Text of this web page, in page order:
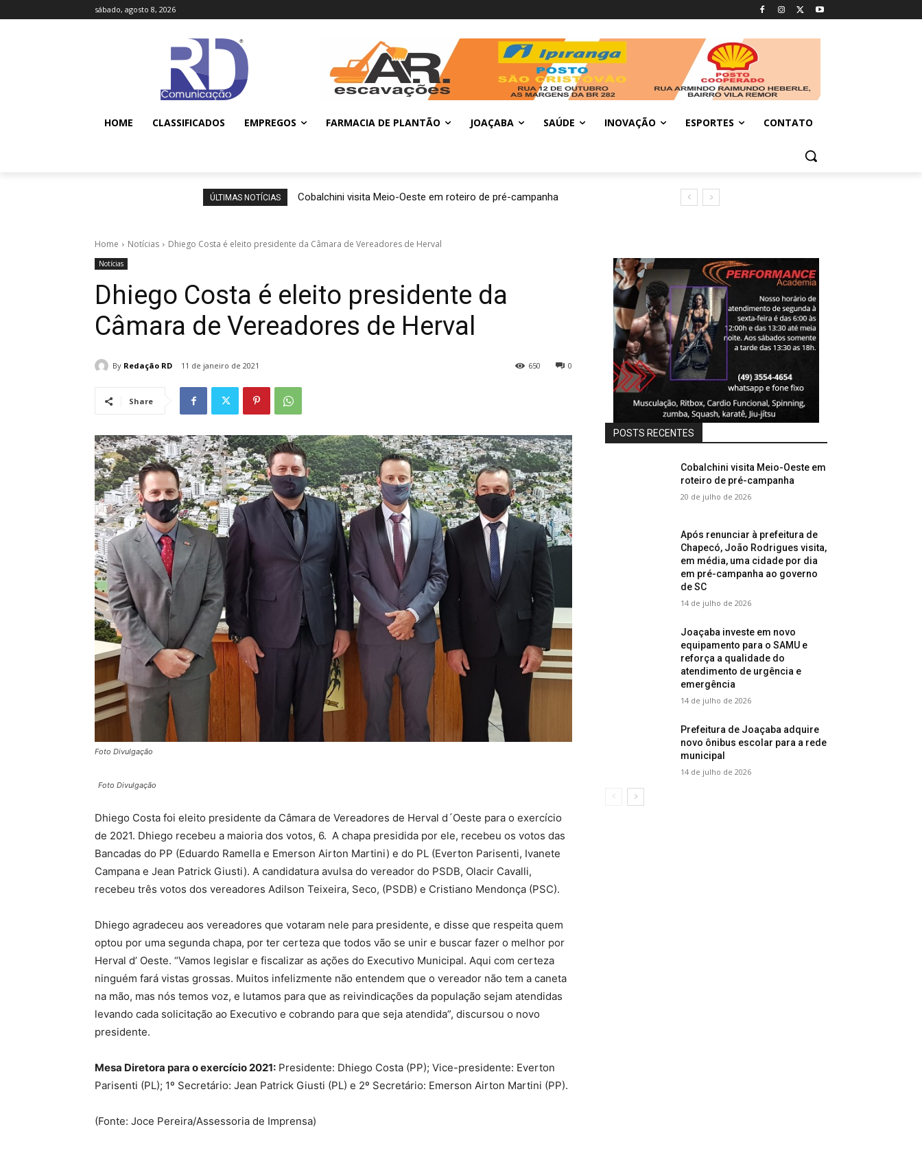
sábado, agosto 8, 2026
HOME CLASSIFICADOS EMPREGOS FARMACIA DE PLANTÃO JOAÇABA SAÚDE INOVAÇÃO ESPORTES CONTATO
ÚLTIMAS NOTÍCIAS Cobalchini visita Meio-Oeste em roteiro de pré-campanha
Home Notícias Dhiego Costa é eleito presidente da Câmara de Vereadores de Herval
Notícias
Dhiego Costa é eleito presidente da
Câmara de Vereadores de Herval
By Redação RD 11 de janeiro de 2021 0
650
Share
Foto Divulgação
Foto Divulgação
Dhiego Costa foi eleito presidente da Câmara de Vereadores de Herval d´Oeste para o exercício
de 2021. Dhiego recebeu a maioria dos votos, 6. A chapa presidida por ele, recebeu os votos das
Bancadas do PP (Eduardo Ramella e Emerson Airton Martini) e do PL (Everton Parisenti, Ivanete
Campana e Jean Patrick Giusti). A candidatura avulsa do vereador do PSDB, Olacir Cavalli,
recebeu três votos dos vereadores Adilson Teixeira, Seco, (PSDB) e Cristiano Mendonça (PSC).
Dhiego agradeceu aos vereadores que votaram nele para presidente, e disse que respeita quem
optou por uma segunda chapa, por ter certeza que todos vão se unir e buscar fazer o melhor por
Herval d’ Oeste. “Vamos legislar e fiscalizar as ações do Executivo Municipal. Aqui com certeza
ninguém fará vistas grossas. Muitos infelizmente não entendem que o vereador não tem a caneta
na mão, mas nós temos voz, e lutamos para que as reivindicações da população sejam atendidas
levando cada solicitação ao Executivo e cobrando para que seja atendida”, discursou o novo
presidente.
Mesa Diretora para o exercício 2021: Presidente: Dhiego Costa (PP); Vice-presidente: Everton
Parisenti (PL); 1º Secretário: Jean Patrick Giusti (PL) e 2º Secretário: Emerson Airton Martini (PP).
(Fonte: Joce Pereira/Assessoria de Imprensa)
POSTS RECENTES
Cobalchini visita Meio-Oeste em
roteiro de pré-campanha
20 de julho de 2026
Após renunciar à prefeitura de
Chapecó, João Rodrigues visita,
em média, uma cidade por dia
em pré-campanha ao governo
de SC
14 de julho de 2026
Joaçaba investe em novo
equipamento para o SAMU e
reforça a qualidade do
atendimento de urgência e
emergência
14 de julho de 2026
Prefeitura de Joaçaba adquire
novo ônibus escolar para a rede
municipal
14 de julho de 2026